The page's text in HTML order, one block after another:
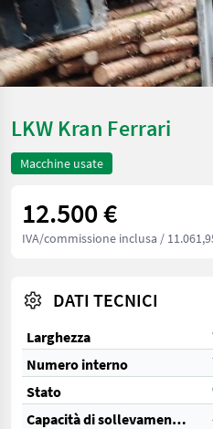
LKW Kran Ferrari
Macchine usate
12.500 €
IVA/commissione inclusa /
DATI TECNICI
Larghezza
Numero interno
Stato
Capacità di sollevamento (kg)